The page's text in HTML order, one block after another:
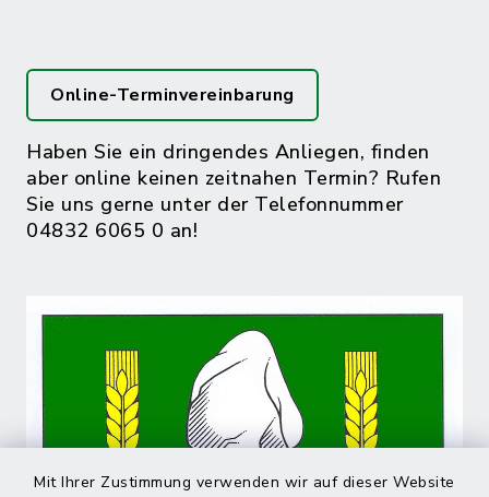
Mit Ihrer Zustimmung verwenden wir auf dieser Website
Online-Terminvereinbarung
Haben Sie ein dringendes Anliegen, finden
aber online keinen zeitnahen Termin? Rufen
Sie uns gerne unter der Telefonnummer
04832 6065 0 an!